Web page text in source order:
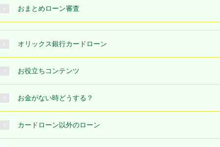
おまとめローン審査
オリックス銀行カードローン
お役立ちコンテンツ
お金がない時どうする？
カードローン以外のローン